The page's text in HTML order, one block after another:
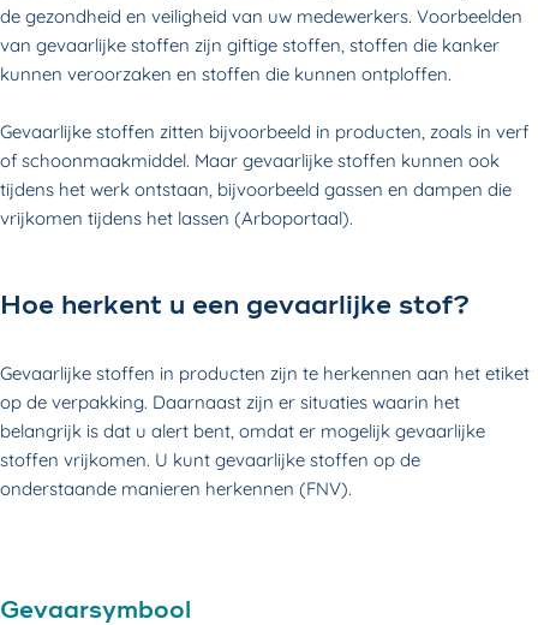
de gezondheid en veiligheid van uw medewerkers. Voorbeelden
van gevaarlijke stoffen zijn giftige stoffen, stoffen die kanker
kunnen veroorzaken en stoffen die kunnen ontploffen.
Gevaarlijke stoffen zitten bijvoorbeeld in producten, zoals in verf
of schoonmaakmiddel. Maar gevaarlijke stoffen kunnen ook
tijdens het werk ontstaan, bijvoorbeeld gassen en dampen die
vrijkomen tijdens het lassen (Arboportaal).
Hoe herkent u een gevaarlijke stof?
Gevaarlijke stoffen in producten zijn te herkennen aan het etiket
op de verpakking. Daarnaast zijn er situaties waarin het
belangrijk is dat u alert bent, omdat er mogelijk gevaarlijke
stoffen vrijkomen. U kunt gevaarlijke stoffen op de
onderstaande manieren herkennen (FNV).
Gevaarsymbool